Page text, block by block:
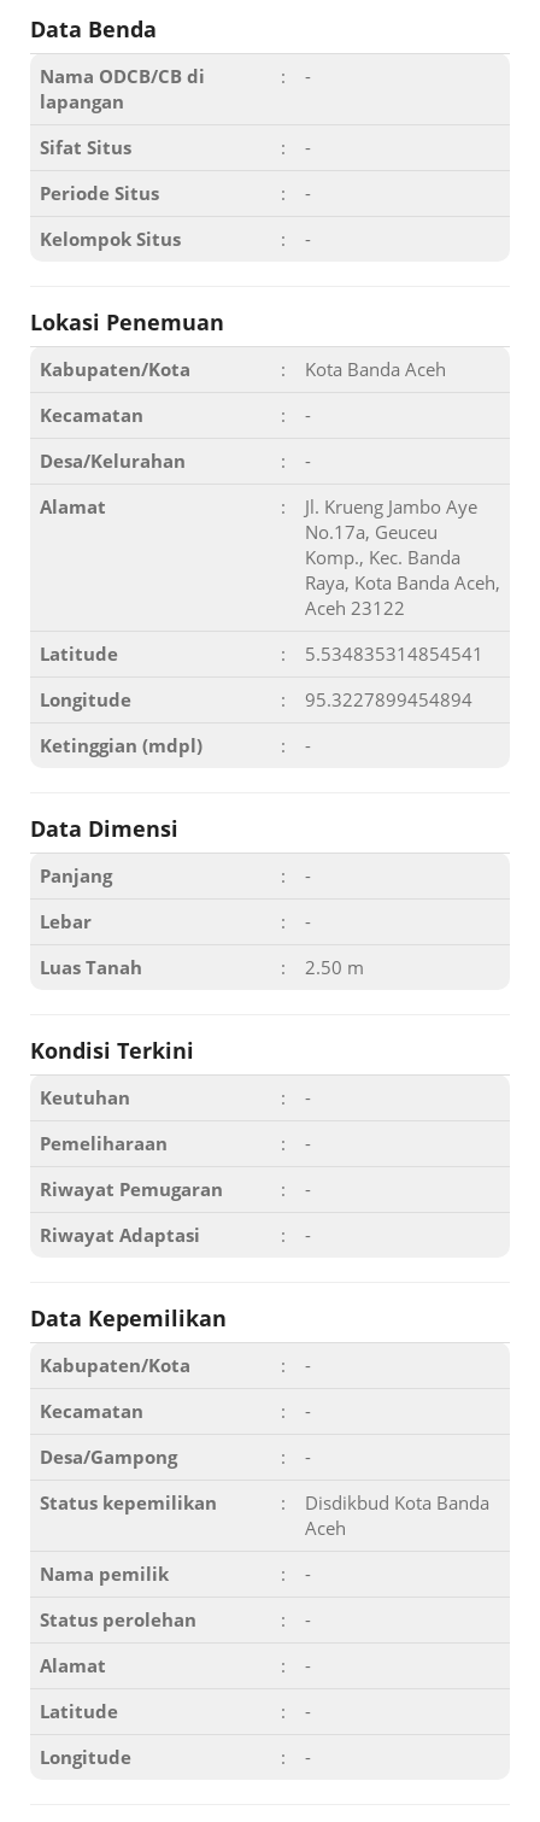
Data Benda
Nama ODCB/CB di
lapangan
: -
Sifat Situs :
-
Periode Situs
:
-
Kelompok Situs
: -
Lokasi Penemuan
Kabupaten/Kota :
Kota Banda Aceh
Kecamatan
:
-
Desa/Kelurahan
:
-
Alamat
:
Jl. Krueng Jambo Aye
No.17a, Geuceu
Komp., Kec. Banda
Raya, Kota Banda Aceh,
Aceh 23122
Latitude
:
5.534835314854541
Longitude
:
95.3227899454894
Ketinggian (mdpl)
: -
Data Dimensi
Panjang :
-
Lebar
:
-
Luas Tanah
: 2.50 m
Kondisi Terkini
Keutuhan :
-
Pemeliharaan
:
-
Riwayat Pemugaran
:
-
Riwayat Adaptasi
: -
Data Kepemilikan
Kabupaten/Kota :
-
Kecamatan
:
-
Desa/Gampong
:
-
Status kepemilikan
:
Disdikbud Kota Banda
Aceh
Nama pemilik
:
-
Status perolehan
:
-
Alamat
:
-
Latitude
:
-
Longitude
: -